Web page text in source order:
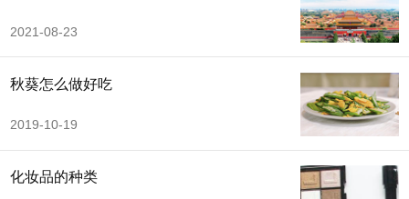
2021-08-23
秋葵怎么做好吃
2019-10-19
化妆品的种类